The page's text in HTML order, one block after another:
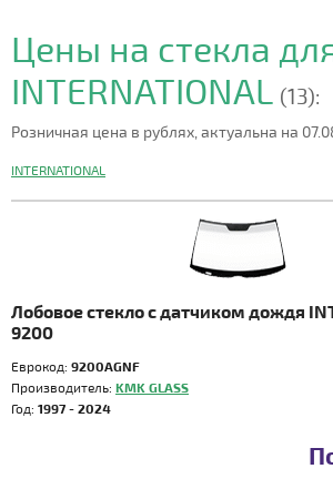
Цены на стекла
INTERNATIONAL
(13):
Розничная цена в рублях, актуальна на
INTERNATIONAL
Лобовое стекло с датчиком дождя
9200
Еврокод: 9200AGNF
Производитель: KMK GLASS
Год: 1997 - 2024